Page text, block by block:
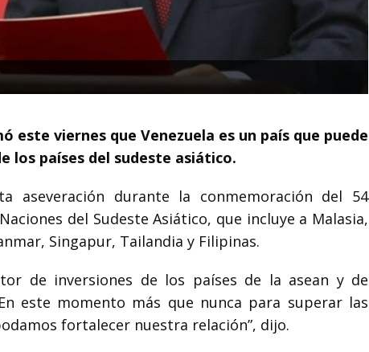
este viernes que Venezuela es un país que puede
los países del sudeste asiático.
aseveración durante la conmemoración del 54
del Sudeste Asiático, que incluye a Malasia,
Singapur, Tailandia y Filipinas.
de inversiones de los países de la asean y de
este momento más que nunca para superar las
fortalecer nuestra relación”, dijo.